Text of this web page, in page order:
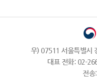
우) 07511 서울특별시
대표 전화: 02-
전